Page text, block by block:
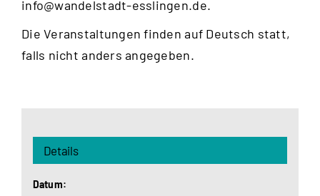
info@wandelstadt-esslingen.de.
Die Veranstaltungen finden auf Deutsch statt,
falls nicht anders angegeben.
Details
Datum: